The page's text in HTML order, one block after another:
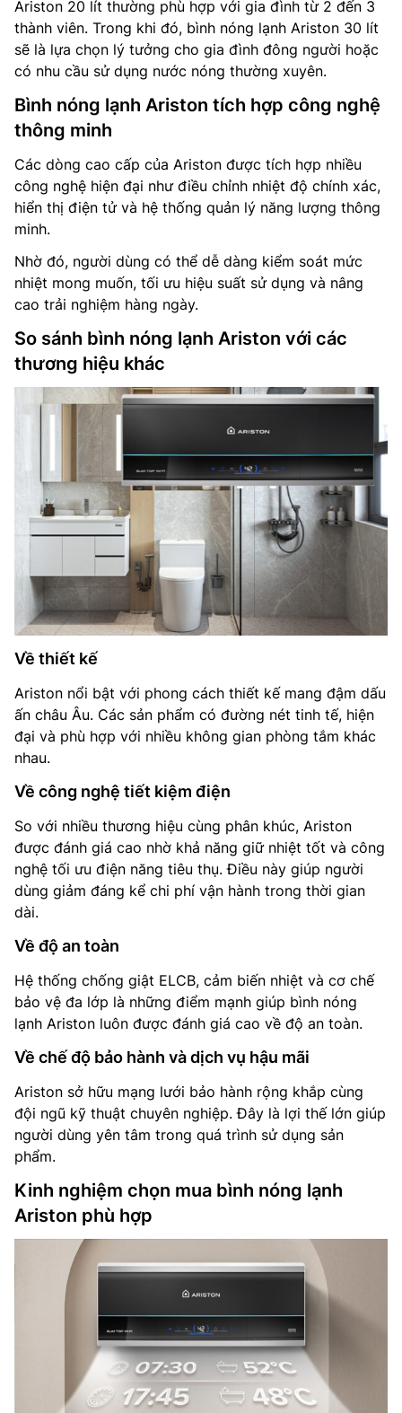
Ariston 20 lít thường phù hợp với gia đình từ 2 đến 3
thành viên. Trong khi đó, bình nóng lạnh Ariston 30 lít
sẽ là lựa chọn lý tưởng cho gia đình đông người hoặc
có nhu cầu sử dụng nước nóng thường xuyên.
Bình nóng lạnh Ariston tích hợp công nghệ
thông minh
Các dòng cao cấp của Ariston được tích hợp nhiều
công nghệ hiện đại như điều chỉnh nhiệt độ chính xác,
hiển thị điện tử và hệ thống quản lý năng lượng thông
minh.
Nhờ đó, người dùng có thể dễ dàng kiểm soát mức
nhiệt mong muốn, tối ưu hiệu suất sử dụng và nâng
cao trải nghiệm hàng ngày.
So sánh bình nóng lạnh Ariston với các
thương hiệu khác
Về thiết kế
Ariston nổi bật với phong cách thiết kế mang đậm dấu
ấn châu Âu. Các sản phẩm có đường nét tinh tế, hiện
đại và phù hợp với nhiều không gian phòng tắm khác
nhau.
Về công nghệ tiết kiệm điện
So với nhiều thương hiệu cùng phân khúc, Ariston
được đánh giá cao nhờ khả năng giữ nhiệt tốt và công
nghệ tối ưu điện năng tiêu thụ. Điều này giúp người
dùng giảm đáng kể chi phí vận hành trong thời gian
dài.
Về độ an toàn
Hệ thống chống giật ELCB, cảm biến nhiệt và cơ chế
bảo vệ đa lớp là những điểm mạnh giúp bình nóng
lạnh Ariston luôn được đánh giá cao về độ an toàn.
Về chế độ bảo hành và dịch vụ hậu mãi
Ariston sở hữu mạng lưới bảo hành rộng khắp cùng
đội ngũ kỹ thuật chuyên nghiệp. Đây là lợi thế lớn giúp
người dùng yên tâm trong quá trình sử dụng sản
phẩm.
Kinh nghiệm chọn mua bình nóng lạnh
Ariston phù hợp